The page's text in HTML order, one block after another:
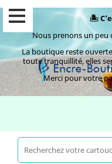
🏝️
Nous prenons un peu
La boutique reste
toute tranquillité, elles
Merci pour votre